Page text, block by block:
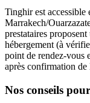
Tinghir est accessible
Marrakech/
prestataires
hébergement (à
point de rendez-vous
après confirmation de
Nos conseils